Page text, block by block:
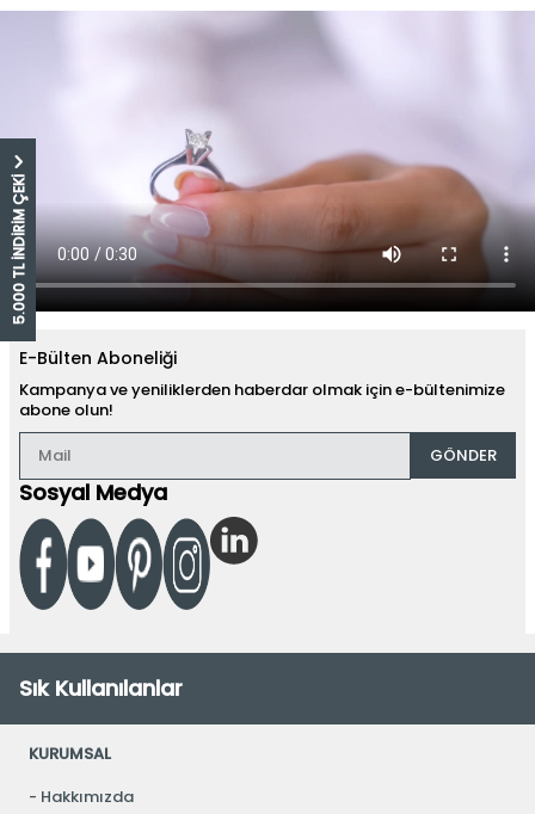
5.000 TL İNDİRİM ÇEKİ
E-Bülten Aboneliği
Kampanya ve yeniliklerden haberdar olmak için e-bültenimize
abone olun!
GÖNDER
Sosyal Medya
Sık Kullanılanlar
KURUMSAL
Hakkımızda